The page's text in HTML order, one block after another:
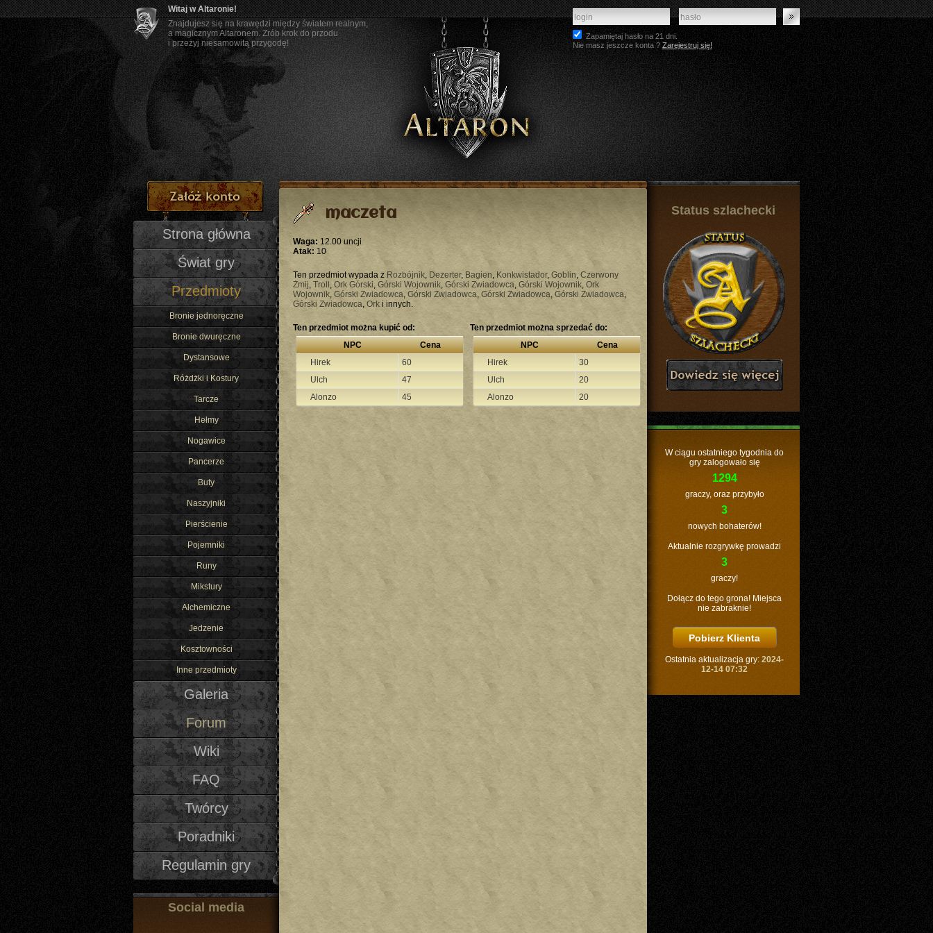
Witaj w Altaronie!
Znajdujesz się na krawędzi między światem realnym,
a magicznym Altaronem. Zrób krok do przodu
i przeżyj niesamowitą przygodę!
Zapamiętaj hasło na 21 dni.
Nie masz jeszcze konta ? Zarejestruj się!
Strona główna
Świat gry
Przedmioty
Bronie jednoręczne
Bronie dwuręczne
Dystansowe
Różdżki i Kostury
Tarcze
Hełmy
Nogawice
Pancerze
Buty
Naszyjniki
Pierścienie
Pojemniki
Runy
Mikstury
Alchemiczne
Jedzenie
Kosztowności
Inne przedmioty
Galeria
Forum
Wiki
FAQ
Twórcy
Poradniki
Regulamin gry
Social media
maczeta
Waga: 12.00 uncji
Atak: 10
Ten przedmiot wypada z Rozbójnik, Dezerter, Bagien, Konkwistador, Goblin, Czerwony
Żmij, Troll , Ork Górski, Górski Wojownik, Górski Zwiadowca, Górski Wojownik, Ork
Wojownik, Górski Zwiadowca, Górski Zwiadowca, Górski Zwiadowca, Górski Zwiadowca,
Górski Zwiadowca, Ork i innych.
Ten przedmiot można kupić od:
NPC
Cena
Hirek
60
Ulch
47
Alonzo
45
Ten przedmiot można sprzedać do:
NPC
Cena
Hirek
30
Ulch
20
Alonzo
20
Status szlachecki
W ciągu ostatniego tygodnia do
gry zalogowało się
1294
graczy, oraz przybyło
3
nowych bohaterów!
Aktualnie rozgrywkę prowadzi
3
graczy!
Dołącz do tego grona! Miejsca
nie zabraknie!
Ostatnia aktualizacja gry: 2024-
12-14 07:32